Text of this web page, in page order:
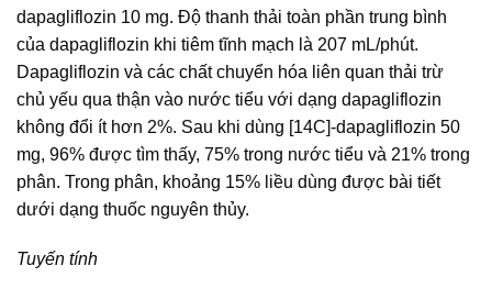
dapagliflozin 10 mg. Độ thanh thải toàn phần trung bình
của dapagliflozin khi tiêm tĩnh mạch là 207 mL/phút.
Dapagliflozin và các chất chuyển hóa liên quan thải trừ
chủ yếu qua thận vào nước tiểu với dạng dapagliflozin
không đổi ít hơn 2%. Sau khi dùng [14C]-dapagliflozin 50
mg, 96% được tìm thấy, 75% trong nước tiểu và 21% trong
phân. Trong phân, khoảng 15% liều dùng được bài tiết
dưới dạng thuốc nguyên thủy.
Tuyến tính